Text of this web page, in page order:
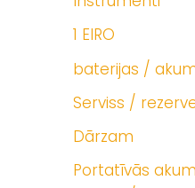
1 EIRO
baterijas /
Serviss /
Dārzam
Portatīvās